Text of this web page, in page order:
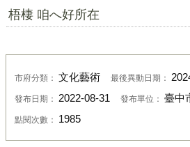
梧棲 咱へ好所在
市府分類： 文化藝術 最後異動日期：
發布日期： 2022-08-31 發布單位： 臺中
點閱次數： 1985